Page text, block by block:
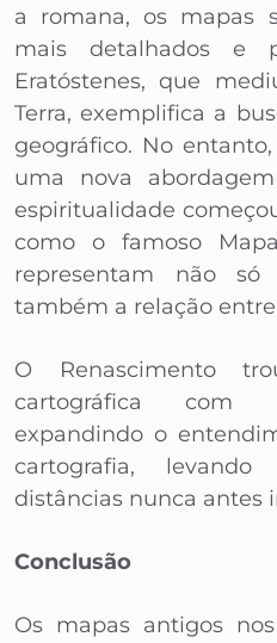
a romana, os mapas
mais detalhados e
Eratóstenes, que
Terra, exemplifica a
geográfico. No
uma nova
espiritualidade
como o famoso
representam não só
também a relação entre
O Renascimento
cartográfica com
expandindo o
cartografia,
distâncias nunca antes
Conclusão
Os mapas antigos